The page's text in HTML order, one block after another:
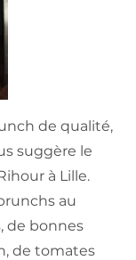
de qualité,
suggère le
à Lille.
au
de bonnes
de tomates